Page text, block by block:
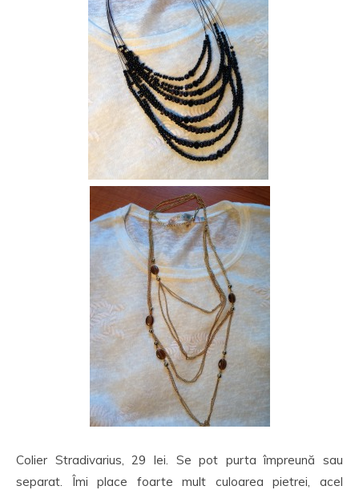
Colier Stradivarius, 29 lei. Se pot purta împreună sau
separat. Îmi place foarte mult culoarea pietrei, acel